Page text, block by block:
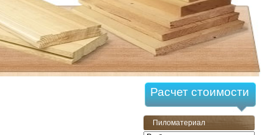
Расчет стоимости
Пиломатериал